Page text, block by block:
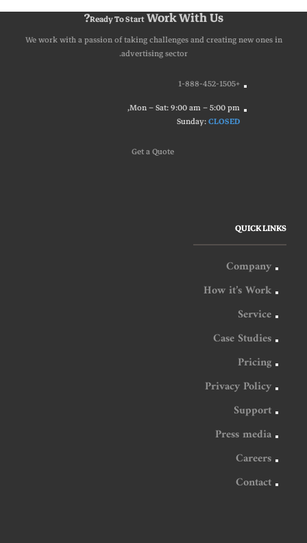
Ready To StartWork With Us?
We work with a passion of taking challenges and creating new ones in
advertising sector.
+1-888-452-1505
Mon – Sat: 9:00 am – 5:00 pm,
Sunday:CLOSED
GetaQuote
QUICK LINKS
Company
How it’s Work
Service
Case Studies
Pricing
Privacy Policy
Support
Press media
Careers
Contact